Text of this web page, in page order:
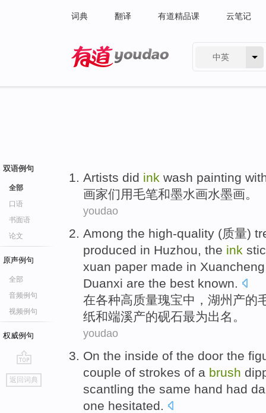
词典 翻译 有道精品课 云笔记
中英
双语例句
全部
口语
书面语
论文
原声例句
全部
音频例句
视频例句
权威例句
go
top
返回词典
Artists did ink wash painting
画家们用毛笔和墨水画水墨画。
youdao
Among the high-quality (质量)
produced in Huzhou, the ink
xuan paper made in
Duanxi are the best known.
在各种高质量瑰宝中，湖州产的
纸和端溪产的砚石最为出名。
youdao
On the inside of the door the
couple of strokes of a brush
scantling the same hand had
one hesitated